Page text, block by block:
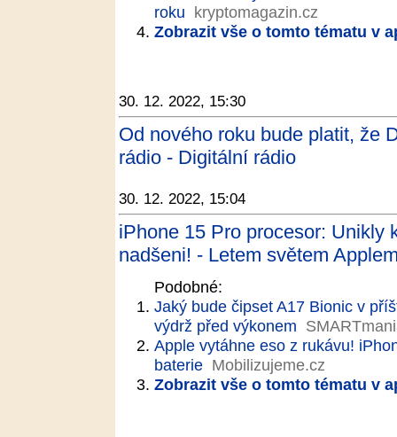
roku kryptomagazin.cz
Zobrazit vše o tomto tématu v
30. 12. 2022, 15:30
Od nového roku bude platit, že
rádio - Digitální rádio
30. 12. 2022, 15:04
iPhone 15 Pro procesor: Unikly
nadšeni! - Letem světem
Podobné:
Jaký bude čipset A17 Bionic v
výdrž před výkonem
Apple vytáhne eso z rukávu!
baterie Mobilizujeme.cz
Zobrazit vše o tomto tématu v